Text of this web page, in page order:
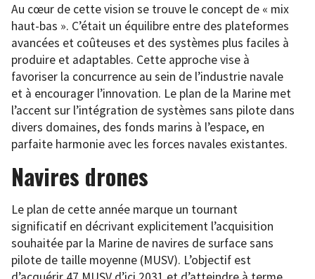
Au cœur de cette vision se trouve le concept de « mix
haut-bas ». C’était un équilibre entre des plateformes
avancées et coûteuses et des systèmes plus faciles à
produire et adaptables. Cette approche vise à
favoriser la concurrence au sein de l’industrie navale
et à encourager l’innovation. Le plan de la Marine met
l’accent sur l’intégration de systèmes sans pilote dans
divers domaines, des fonds marins à l’espace, en
parfaite harmonie avec les forces navales existantes.
Navires drones
Le plan de cette année marque un tournant
significatif en décrivant explicitement l’acquisition
souhaitée par la Marine de navires de surface sans
pilote de taille moyenne (MUSV). L’objectif est